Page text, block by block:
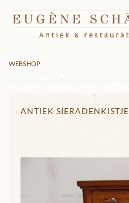
Terug naar hoofdinhoud
WEBSHOP
ANTIEK SIERADENKISTJE